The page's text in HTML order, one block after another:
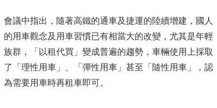
會議中指出，隨著高鐵的通車及捷運的陸續增建，國人
的用車觀念及用車習慣已有相當大的改變，尤其是年輕
族群，「以租代買」變成普遍的趨勢，車輛使用上採取
了「理性用車」、「彈性用車」甚至「隨性用車」，認
為需要用車時再租車即可。